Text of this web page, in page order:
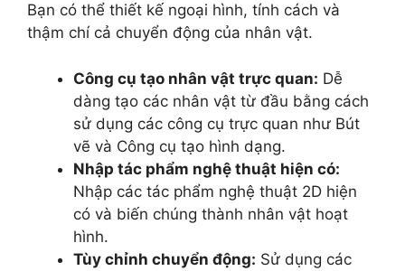
Bạn có thể thiết kế ngoại hình, tính cách và
thậm chí cả chuyển động của nhân vật.
Công cụ tạo nhân vật trực quan: Dễ
dàng tạo các nhân vật từ đầu bằng cách
sử dụng các công cụ trực quan như Bút
vẽ và Công cụ tạo hình dạng.
Nhập tác phẩm nghệ thuật hiện có:
Nhập các tác phẩm nghệ thuật 2D hiện
có và biến chúng thành nhân vật hoạt
hình.
Tùy chỉnh chuyển động: Sử dụng các